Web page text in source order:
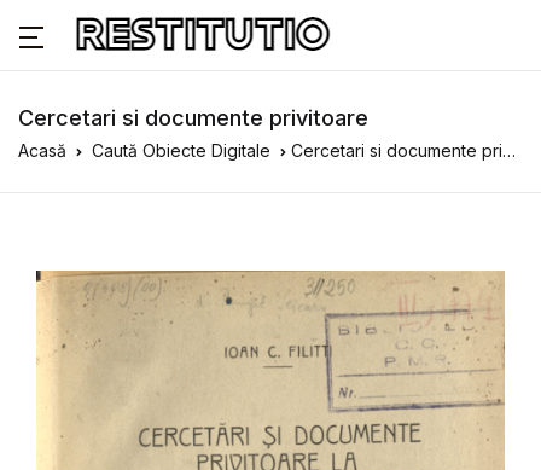
Cercetari si documente privitoare
Acasă Caută Obiecte Digitale Cercetari si documente privitoare